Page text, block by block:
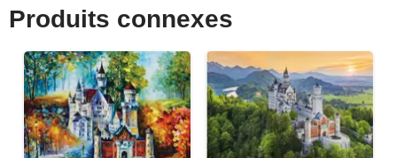
Produits connexes